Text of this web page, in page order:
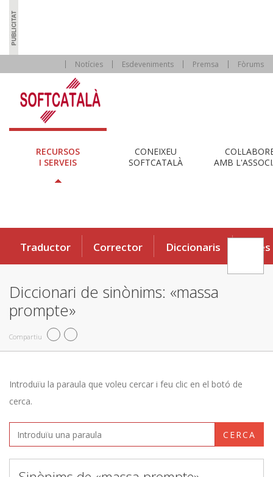
Notícies Esdeveniments Premsa Fòrums
RECURSOS
I SERVEIS
CONEIXEU
SOFTCATALÀ
AMB
Traductor Corrector Diccionaris Eines
Diccionari de sinònims: «massa
prompte»
Compartiu
Introduïu la paraula que voleu cercar i feu clic en el botó de
cerca.
CERCA